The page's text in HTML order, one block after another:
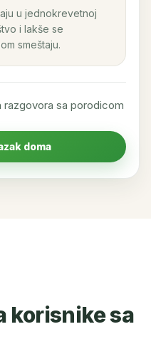
u jednokrevetnoj
i lakše se
smeštaju.
razgovora sa porodicom
doma
korisnike sa